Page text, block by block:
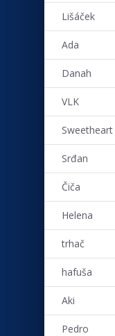
Lišáček
Ada
Danah
VLK
Sweetheart
Srđan
Čiča
Helena
trhač
hafuša
Aki
Pedro